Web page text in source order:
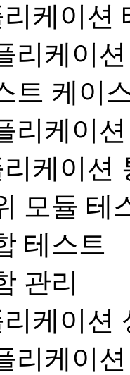
리케이
리케이
트 케이
리케이
리케이
모듈 테
테스트
관리
리케이션
리케이